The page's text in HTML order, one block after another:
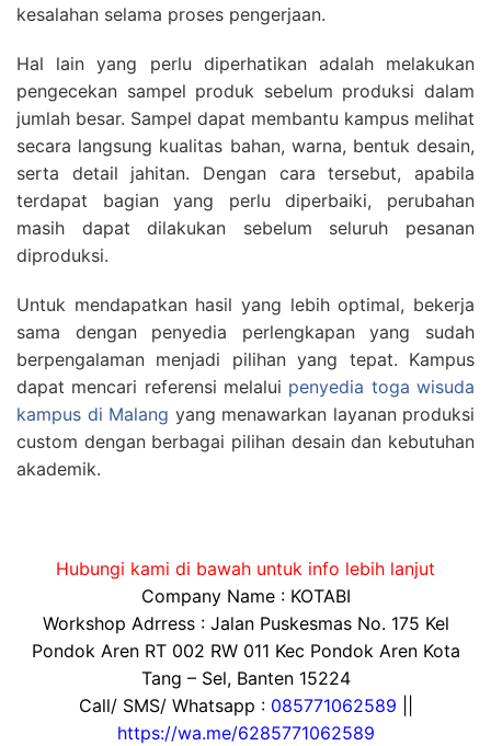
kesalahan selama proses pengerjaan.
Hal lain yang perlu diperhatikan adalah melakukan
pengecekan sampel produk sebelum produksi dalam
jumlah besar. Sampel dapat membantu kampus melihat
secara langsung kualitas bahan, warna, bentuk desain,
serta detail jahitan. Dengan cara tersebut, apabila
terdapat bagian yang perlu diperbaiki, perubahan
masih dapat dilakukan sebelum seluruh pesanan
diproduksi.
Untuk mendapatkan hasil yang lebih optimal, bekerja
sama dengan penyedia perlengkapan yang sudah
berpengalaman menjadi pilihan yang tepat. Kampus
dapat mencari referensi melalui penyedia toga wisuda
kampus di Malang yang menawarkan layanan produksi
custom dengan berbagai pilihan desain dan kebutuhan
akademik.
Hubungi kami di bawah untuk info lebih lanjut
Company Name : KOTABI
Workshop Adrress : Jalan Puskesmas No. 175 Kel
Pondok Aren RT 002 RW 011 Kec Pondok Aren Kota
Tang – Sel, Banten 15224
Call/ SMS/ Whatsapp : 085771062589
https://wa.me/6285771062589